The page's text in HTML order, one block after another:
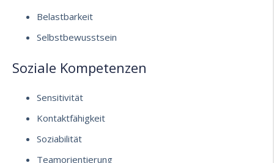
Belastbarkeit
Selbstbewusstsein
Soziale Kompetenzen
Sensitivität
Kontaktfähigkeit
Soziabilität
Teamorientierung